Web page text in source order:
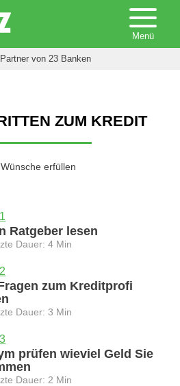
von 23 Banken
ZUM KREDIT
erfüllen
Ratgeber lesen
Dauer: 4 Min
zum Kreditprofi
Dauer: 3 Min
prüfen wieviel Geld Sie
Dauer: 2 Min